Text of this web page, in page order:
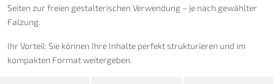
Seiten zur freien gestalterischen Verwendung – je nach gewählter
Falzung.
Ihr Vorteil: Sie können Ihre Inhalte perfekt strukturieren und im
kompakten Format weitergeben.